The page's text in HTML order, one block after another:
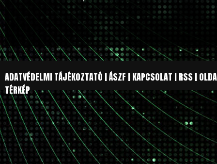
ADATVÉDELMI TÁJÉKOZTATÓ |ÁSZF |KAPCSOLAT |RSS|
TÉRKÉP